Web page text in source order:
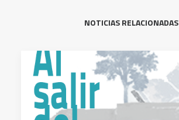
NOTICIAS RELACIONADAS